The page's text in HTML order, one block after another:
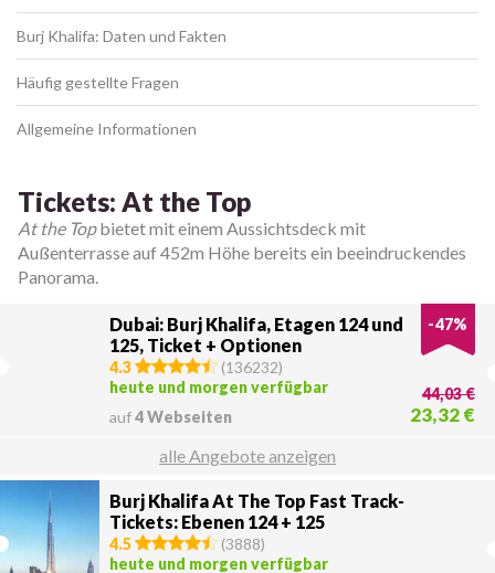
Burj Khalifa: Daten und Fakten
Häufig gestellte Fragen
Allgemeine Informationen
Tickets: At the Top
At the Topbietet mit einem Aussichtsdeck mit
Außenterrasse auf 452m Höhe bereits ein beeindruckendes
Panorama.
Dubai: Burj Khalifa, Etagen 124 und
125, Ticket + Optionen
-47%
4.3 (136232)
heute und morgen verfügbar
auf4 Webseiten
44,03 €
23,32 €
alle Angebote anzeigen
Burj Khalifa At The Top Fast Track-
Tickets: Ebenen 124 + 125
4.5 (3888)
heute und morgen verfügbar